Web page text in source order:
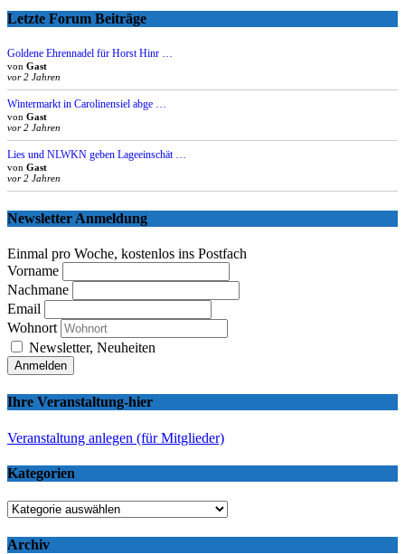
Letzte Forum Beiträge
Goldene Ehrennadel für Horst Hinr …
von Gast
vor 2 Jahren
Wintermarkt in Carolinensiel abge …
von Gast
vor 2 Jahren
Lies und NLWKN geben Lageeinschät …
von Gast
vor 2 Jahren
Newsletter Anmeldung
Einmal pro Woche, kostenlos ins Postfach
Vorname
Nachmane
Email
Wohnort
Newsletter, Neuheiten
Ihre Veranstaltung-hier
Veranstaltung anlegen (für Mitglieder)
Kategorien
Kategorien
Archiv